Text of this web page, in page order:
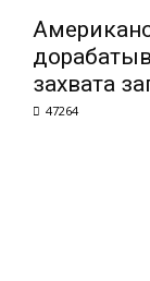
захвата
47264